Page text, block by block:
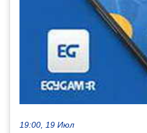
19:00, 19 Июл